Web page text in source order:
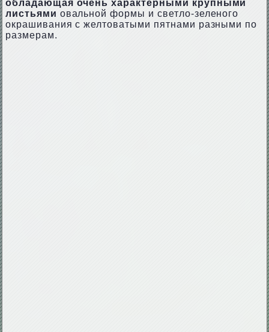
обладающая очень характерными крупными
листьями овальной формы и светло-зеленого
окрашивания с желтоватыми пятнами разными по
размерам.